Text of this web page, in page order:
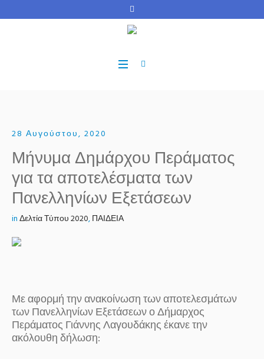
28 Αυγούστου, 2020
Μήνυμα Δημάρχου Περάματος
για τα αποτελέσματα των
Πανελληνίων Εξετάσεων
inΔελτία Τύπου 2020,ΠΑΙΔΕΙΑ
Με αφορμή την ανακοίνωση των αποτελεσμάτων
των Πανελληνίων Εξετάσεων ο Δήμαρχος
Περάματος Γιάννης Λαγουδάκης έκανε την
ακόλουθη δήλωση: